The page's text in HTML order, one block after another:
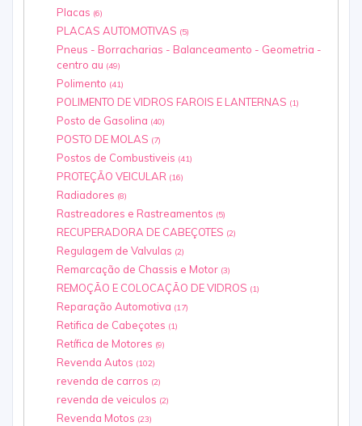
Placas (6)
PLACAS AUTOMOTIVAS (5)
Pneus - Borracharias - Balanceamento - Geometria -
centro au (49)
Polimento (41)
POLIMENTO DE VIDROS FAROIS E LANTERNAS (1)
Posto de Gasolina (40)
POSTO DE MOLAS (7)
Postos de Combustiveis (41)
PROTEÇÃO VEICULAR (16)
Radiadores (8)
Rastreadores e Rastreamentos (5)
RECUPERADORA DE CABEÇOTES (2)
Regulagem de Valvulas (2)
Remarcação de Chassis e Motor (3)
REMOÇÃO E COLOCAÇÃO DE VIDROS (1)
Reparação Automotiva (17)
Retifica de Cabeçotes (1)
Retífica de Motores (9)
Revenda Autos (102)
revenda de carros (2)
revenda de veiculos (2)
Revenda Motos (23)